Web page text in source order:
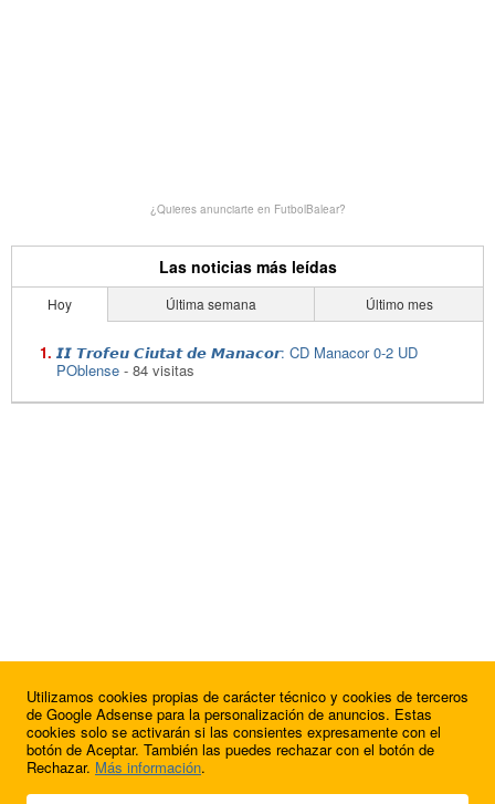
¿Quieres anunciarte en FutbolBalear?
Las noticias más leídas
Hoy Última semana Último mes
𝙄𝙄 𝙏𝙧𝙤𝙛𝙚𝙪 𝘾𝙞𝙪𝙩𝙖𝙩 𝙙𝙚 𝙈𝙖𝙣𝙖𝙘𝙤𝙧: CD Manacor 0-2 UD
POblense - 84 visitas
Utilizamos cookies propias de carácter técnico y cookies de terceros
de Google Adsense para la personalización de anuncios. Estas
cookies solo se activarán si las consientes expresamente con el
botón de Aceptar. También las puedes rechazar con el botón de
Rechazar. Más información.